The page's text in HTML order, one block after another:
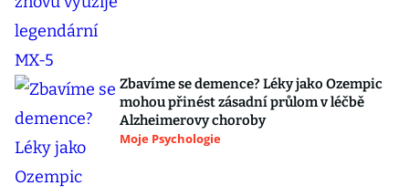
Zbavíme se demence? Léky jako Ozempic
mohou přinést zásadní průlom v léčbě
Alzheimerovy choroby
Moje Psychologie